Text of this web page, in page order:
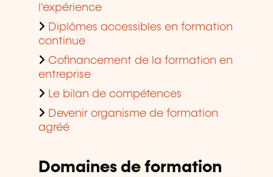
l'expérience
Diplômes accessibles en formation
continue
Cofinancement de la formation en
entreprise
Le bilan de compétences
Devenir organisme de formation
agréé
Domaines de formation